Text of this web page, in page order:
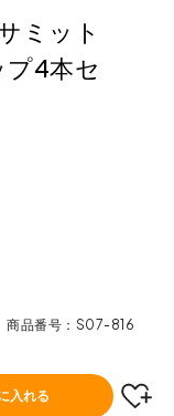
ミット
4本セ
商品番号 S07-816
入れる